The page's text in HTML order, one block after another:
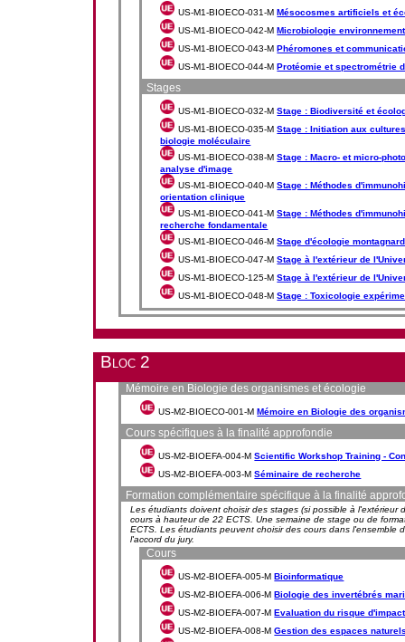
US-M1-BIOECO-031-MMésocosmes artificiels et
US-M1-BIOECO-042-MMicrobiologie
US-M1-BIOECO-043-MPhéromones et
US-M1-BIOECO-044-MProtéomie et spectrométrie
Stages
US-M1-BIOECO-032-MStage : Biodiversité et
US-M1-BIOECO-035-MStage : Initiation aux
biologie moléculaire
US-M1-BIOECO-038-MStage : Macro- et micro-
analyse d'image
US-M1-BIOECO-040-MStage : Méthodes
orientation clinique
US-M1-BIOECO-041-MStage : Méthodes
recherche fondamentale
US-M1-BIOECO-046-MStage d'écologie
US-M1-BIOECO-047-MStage à l'extérieur de
US-M1-BIOECO-125-MStage à l'extérieur de
US-M1-BIOECO-048-MStage : Toxicologie
Bloc 2
Mémoire en Biologie des organismes et écologie
US-M2-BIOECO-001-MMémoire en Biologie des
Cours spécifiques à la finalité approfondie
US-M2-BIOEFA-004-MScientific Workshop Training -
US-M2-BIOEFA-003-MSéminaire de recherche
Formation complémentaire spécifique à la finalité
Les étudiants doivent choisir des stages (si possible à
cours à hauteur de 22 ECTS. Une semaine de stage ou de
ECTS. Les étudiants peuvent choisir des cours dans l'ensemble
l'accord du jury.
Cours
US-M2-BIOEFA-005-MBioinformatique
US-M2-BIOEFA-006-MBiologie des invertébrés
US-M2-BIOEFA-007-MEvaluation du risque
US-M2-BIOEFA-008-MGestion des espaces